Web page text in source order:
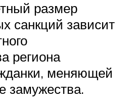
размер
санкций зависит
региона
меняющей
замужества.